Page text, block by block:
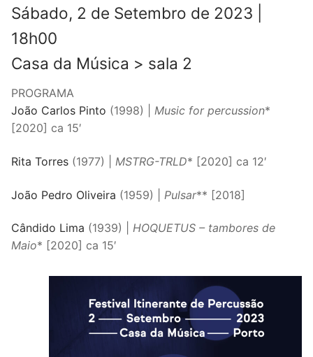
Sábado, 2 de Setembro de 2023 |
18h00
Casa da Música > sala 2
PROGRAMA
João Carlos Pinto (1998) | Music for percussion*
[2020] ca 15′
Rita Torres (1977) | MSTRG-TRLD* [2020] ca 12′
João Pedro Oliveira (1959) | Pulsar** [2018]
Cândido Lima (1939) | HOQUETUS – tambores de
Maio* [2020] ca 15′